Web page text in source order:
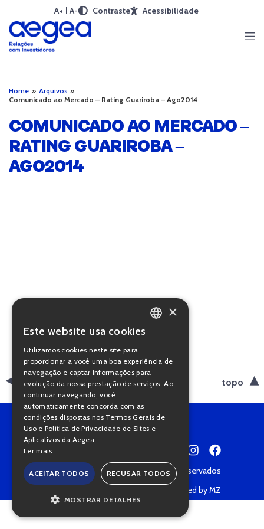
A+ A- Contraste Acessibilidade
Home » Arquivos »
Comunicado ao Mercado – Rating Guariroba – Ago2014
COMUNICADO AO MERCADO –
RATING GUARIROBA –
AGO2014
voltar topo
Copyright © 2022 • Todos os direitos reservados
Powered by MZ
PORTUGUESE
×
Este website usa cookies
Utilizamos cookies neste site para
proporcionar a você uma boa experiência de
navegação e captar informações para
evolução da nossa prestação de serviços. Ao
continuar navegando, você
automaticamente concorda com as
condições dispostas nos Termos Gerais de
Uso e Política de Privacidade de Sites e
Aplicativos da Aegea.
Ler mais
ACEITAR TODOS RECUSAR TODOS
MOSTRAR DETALHES